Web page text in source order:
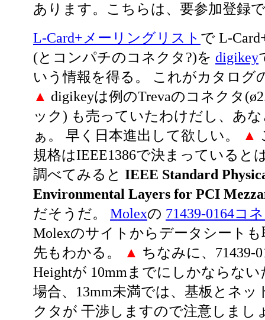
あります。こちらは、要参加登録
L-Card+メーリングリスト で L-
(とコンパチのコネクタ?)を digikey
いう情報を得る。 これがカタログ
▲ digikeyは例のTrevaのコネクタ
ック) も売っていたわけだし、あ
ぁ。 早く日本進出して欲しい。
▲
規格はIEEE1386で決まっていると
調べてみると IEEE Standard
Environmental Layers for PCI
だそうだ。 Molexの 71439-0164コ
Molexのサイトからデータシート
先もわかる。
▲ ちなみに、71439-
Heightが 10mmまでにしかならな
場合、13mm未満では、基板とネッ
クタが 干渉しますので注意しまし